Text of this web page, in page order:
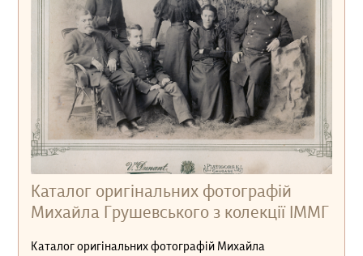
Каталог оригінальних фотографій
Михайла Грушевського з колекції ІММГ
Каталог оригінальних фотографій Михайла